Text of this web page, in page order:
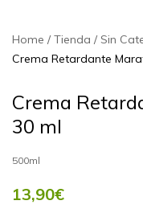
Home Tienda Sin
Crema Retardante
Crema
30 ml
500ml
13,90€